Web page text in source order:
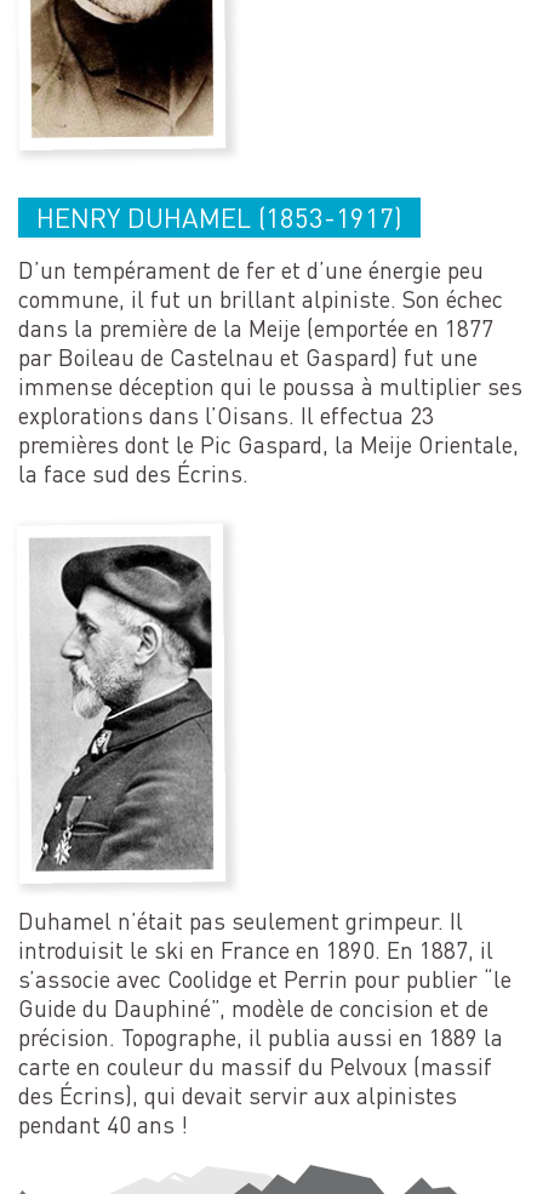
HENRY DUHAMEL (1853-1917)
D’un tempérament de fer et d’une énergie peu
commune, il fut un brillant alpiniste. Son échec
dans la première de la Meije (emportée en 1877
par Boileau de Castelnau et Gaspard) fut une
immense déception qui le poussa à multiplier ses
explorations dans l’Oisans. Il effectua 23
premières dont le Pic Gaspard, la Meije Orientale,
la face sud des Écrins.
Duhamel n’était pas seulement grimpeur. Il
introduisit le ski en France en 1890. En 1887, il
s’associe avec Coolidge et Perrin pour publier “le
Guide du Dauphiné”, modèle de concision et de
précision. Topographe, il publia aussi en 1889 la
carte en couleur du massif du Pelvoux (massif
des Écrins), qui devait servir aux alpinistes
pendant 40 ans !